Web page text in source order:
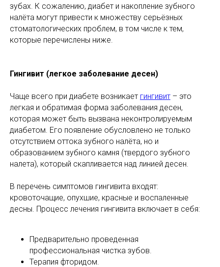
зубах. К сожалению, диабет и накопление зубного
налёта могут привести к множеству серьёзных
стоматологических проблем, в том числе к тем,
которые перечислены ниже.
Гингивит (легкое заболевание десен)
Чаще всего при диабете возникает гингивит – это
легкая и обратимая форма заболевания десен,
которая может быть вызвана неконтролируемым
диабетом. Его появление обусловлено не только
отсутствием оттока зубного налёта, но и
образованием зубного камня (твердого зубного
налета), который скапливается над линией десен.
В перечень симптомов гингивита входят:
кровоточащие, опухшие, красные и воспаленные
десны. Процесс лечения гингивита включает в себя:
Предварительно проведенная
профессиональная чистка зубов.
Терапия фторидом.